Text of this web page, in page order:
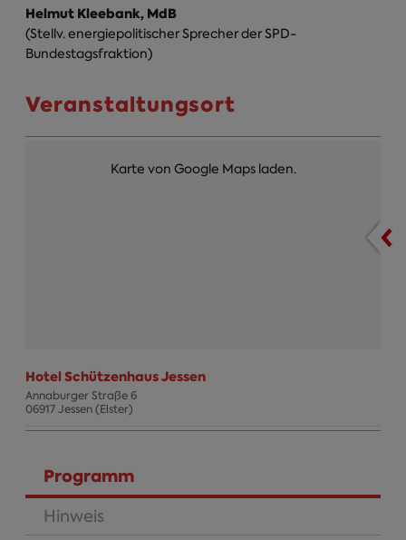
Helmut Kleebank, MdB
(Stellv. energiepolitischer Sprecher der SPD-
Bundestagsfraktion)
Veranstaltungsort
Karte von Google Maps laden.
Hotel Schützenhaus Jessen
Annaburger Straße 6
06917 Jessen (Elster)
Termin Info
Programm
(aktiver Reiter)
Hinweis